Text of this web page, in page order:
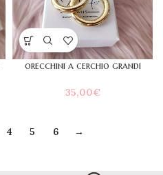
orecchini a cerchio grandi
35,00€
4 5 6 →